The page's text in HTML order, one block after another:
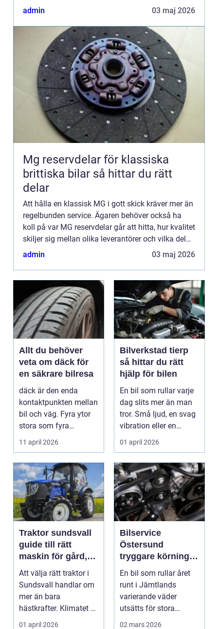
Därför spelar valet av verkstad stor roll både för
admin 03 maj 2026
Mg reservdelar för klassiska
brittiska bilar så hittar du rätt
delar
Att hålla en klassisk MG i gott skick kräver mer än
regelbunden service. Ägaren behöver också ha
koll på var MG reservdelar går att hitta, hur kvalitet
skiljer sig mellan olika leverantörer och vilka delar
som ofta är svårast att få tag på. För många...
admin 03 maj 2026
Allt du behöver
veta om däck för
en säkrare bilresa
däck är den enda
kontaktpunkten mellan
bil och väg. Fyra ytor
stora som fyra
handflator avgör
bromss...
11 april 2026
Bilverkstad tierp
så hittar du rätt
hjälp för bilen
En bil som rullar varje
dag slits mer än man
tror. Små ljud, en svag
vibration eller en
varningslamp...
01 april 2026
Traktor sundsvall
guide till rätt
maskin för gård,
skog och
entreprenad
Att välja rätt traktor i
Sundsvall handlar om
mer än bara
hästkrafter. Klimatet är
tufft, vintrarna ...
01 april 2026
Bilservice
Östersund
tryggare körning i
jämtländskt klimat
En bil som rullar året
runt i Jämtlands
varierande väder
utsätts för stora
påfrestningar. Kalla
02 mars 2026